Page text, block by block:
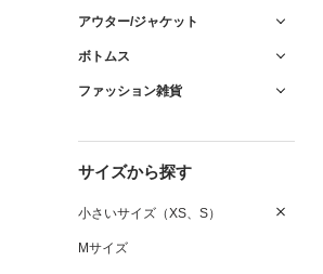
アウター/ジャケット
ボトムス
ファッション雑貨
サイズから探す
小さいサイズ（XS、S）
Mサイズ